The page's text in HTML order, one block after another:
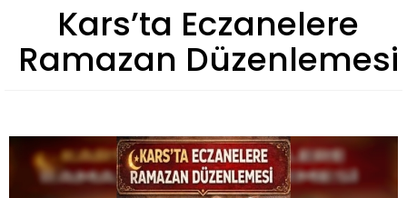
Kars’ta Eczanelere
Ramazan Düzenlemesi